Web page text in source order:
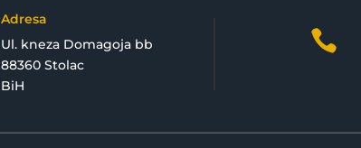
Adresa
Ul. kneza Domagoja bb
88360 Stolac
BiH
